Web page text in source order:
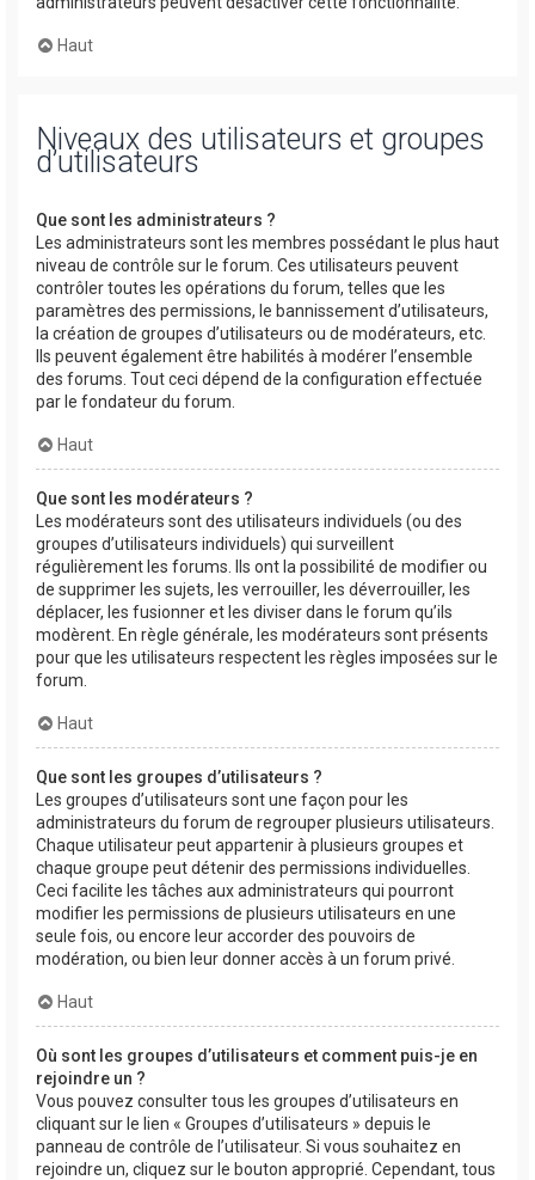
Haut
Niveaux des utilisateurs et groupes
d’utilisateurs
Que sont les administrateurs ?
Les administrateurs sont les membres possédant le plus haut
niveau de contrôle sur le forum. Ces utilisateurs peuvent
contrôler toutes les opérations du forum, telles que les
paramètres des permissions, le bannissement d’utilisateurs,
la création de groupes d’utilisateurs ou de modérateurs, etc.
Ils peuvent également être habilités à modérer l’ensemble
des forums. Tout ceci dépend de la configuration effectuée
par le fondateur du forum.
Haut
Que sont les modérateurs ?
Les modérateurs sont des utilisateurs individuels (ou des
groupes d’utilisateurs individuels) qui surveillent
régulièrement les forums. Ils ont la possibilité de modifier ou
de supprimer les sujets, les verrouiller, les déverrouiller, les
déplacer, les fusionner et les diviser dans le forum qu’ils
modèrent. En règle générale, les modérateurs sont présents
pour que les utilisateurs respectent les règles imposées sur le
forum.
Haut
Que sont les groupes d’utilisateurs ?
Les groupes d’utilisateurs sont une façon pour les
administrateurs du forum de regrouper plusieurs utilisateurs.
Chaque utilisateur peut appartenir à plusieurs groupes et
chaque groupe peut détenir des permissions individuelles.
Ceci facilite les tâches aux administrateurs qui pourront
modifier les permissions de plusieurs utilisateurs en une
seule fois, ou encore leur accorder des pouvoirs de
modération, ou bien leur donner accès à un forum privé.
Haut
Où sont les groupes d’utilisateurs et comment puis-je en
rejoindre un ?
Vous pouvez consulter tous les groupes d’utilisateurs en
cliquant sur le lien « Groupes d’utilisateurs » depuis le
panneau de contrôle de l’utilisateur. Si vous souhaitez en
rejoindre un, cliquez sur le bouton approprié. Cependant, tous